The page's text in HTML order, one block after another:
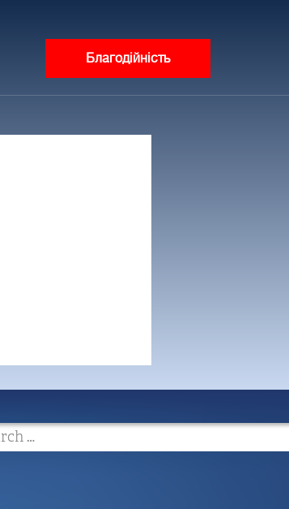
Благодійність